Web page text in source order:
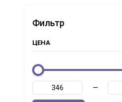
Фильтр
ЦЕНА
—